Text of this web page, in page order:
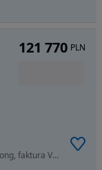
1950 cm3 • 136 KM • Mercedes Vito W447 Extra Long, faktura VAT 23% - pilnie sprzedam
121 770 PLN